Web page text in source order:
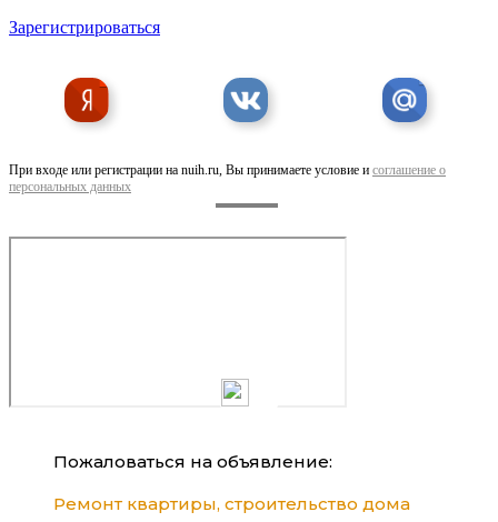
Зарегистрироваться
При входе или регистрации на nuih.ru, Вы принимаете условие и соглашение о
персональных данных
Пожаловаться на объявление:
Ремонт квартиры, строительство дома